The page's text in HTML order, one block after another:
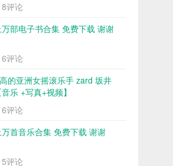
8评论
部电子书合集 免费下载 谢谢
6评论
的亚洲女摇滚乐手 zard 坂井
乐 +写真+视频】
6评论
首音乐合集 免费下载 谢谢
5评论